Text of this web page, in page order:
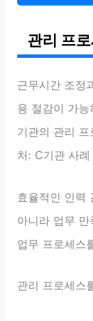
관리 프
근무시간 조정
용 절감이 가
기관의 관리
처: C기관 사
효율적인 인력
아니라 업무
업무 프로세스
관리 프로세스